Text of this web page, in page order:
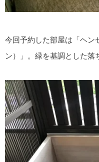
今回予約した部屋は「ヘン
ン）」。緑を基調とした落